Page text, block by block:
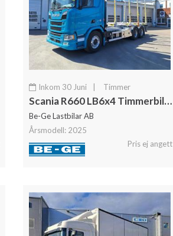
Inkom 30 Juni Timmer
Scania R660 LB6x4 Timmerbil Ny Scania Skogsbil
Be-Ge Lastbilar AB
Årsmodell: 2025
Pris ej angett